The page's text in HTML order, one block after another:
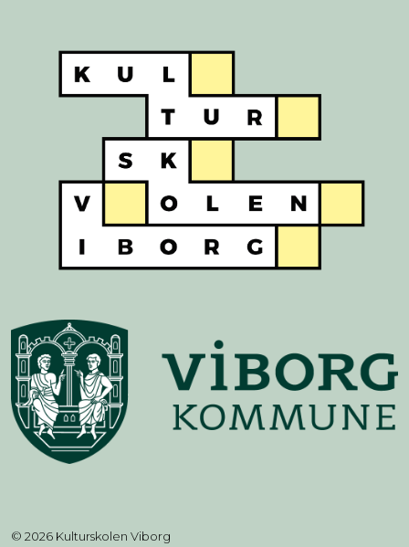
© 2026 Kulturskolen Viborg